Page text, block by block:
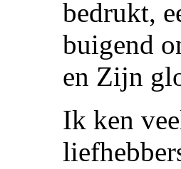
bedrukt,
buigend
en Zijn
Ik ken